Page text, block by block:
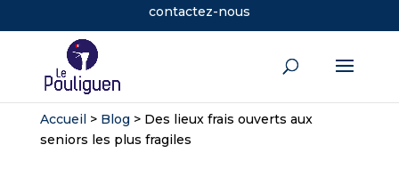
contactez-nous
Accueil> Blog > Des lieux frais ouverts aux
seniors les plus fragiles